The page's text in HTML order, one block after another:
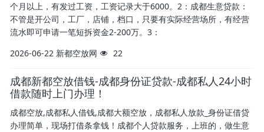
个月以上，有发过工资，工资记录大于6000。2：成都生意贷款：
不管是开公司，工厂，店铺，档口，只要有实际经营场所，有经营
流水即可申请一笔短拆资金2-200万。3：
2026-06-22 新都空放网 22
成都新都空放借钱-成都身份证贷款-成都私人24小时
借款随时上门办理！
成都空放,成都私人借钱,成都大额空放，成都私人放款_身份证借贷
办理简单，现场打借条拿钱！成都个人贷款服务，上班的，做生意